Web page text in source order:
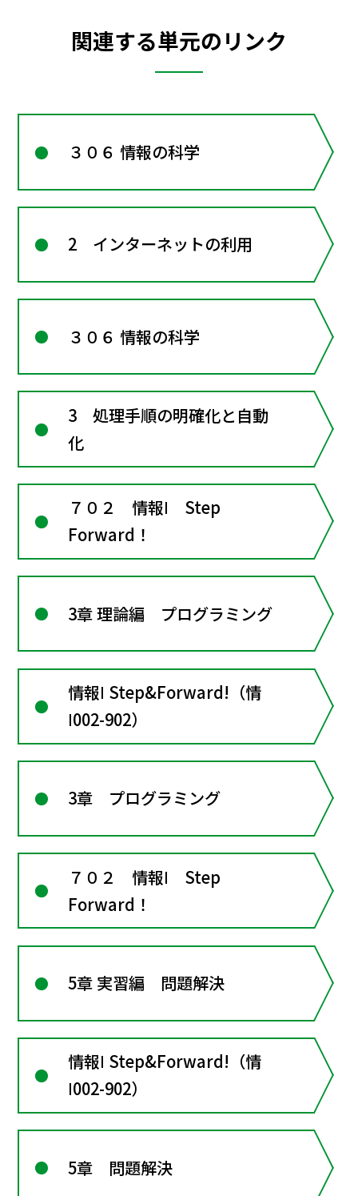
関連する単元のリンク
３０６ 情報の科学
2 インターネットの利用
３０６ 情報の科学
3 処理手順の明確化と自動
化
７０２ 情報Ⅰ Step
Forward！
3章 理論編 プログラミング
情報Ⅰ Step&Forward!（情
Ⅰ002-902）
3章 プログラミング
７０２ 情報Ⅰ Step
Forward！
5章 実習編 問題解決
情報Ⅰ Step&Forward!（情
Ⅰ002-902）
5章 問題解決